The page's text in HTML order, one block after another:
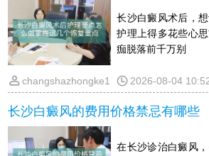
长沙白癜风术后，
护理上得多花些心
痂脱落前千万别
changshazhongke1 2026-08-04
长沙白癜风的费用价格禁忌有哪些
在长沙诊治白癜风